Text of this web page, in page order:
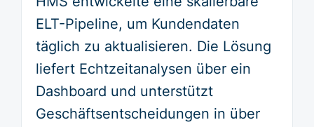
ELT-Pipeline, um Kundendaten
täglich zu aktualisieren. Die Lösung
liefert Echtzeitanalysen über ein
Dashboard und unterstützt
Geschäftsentscheidungen in über